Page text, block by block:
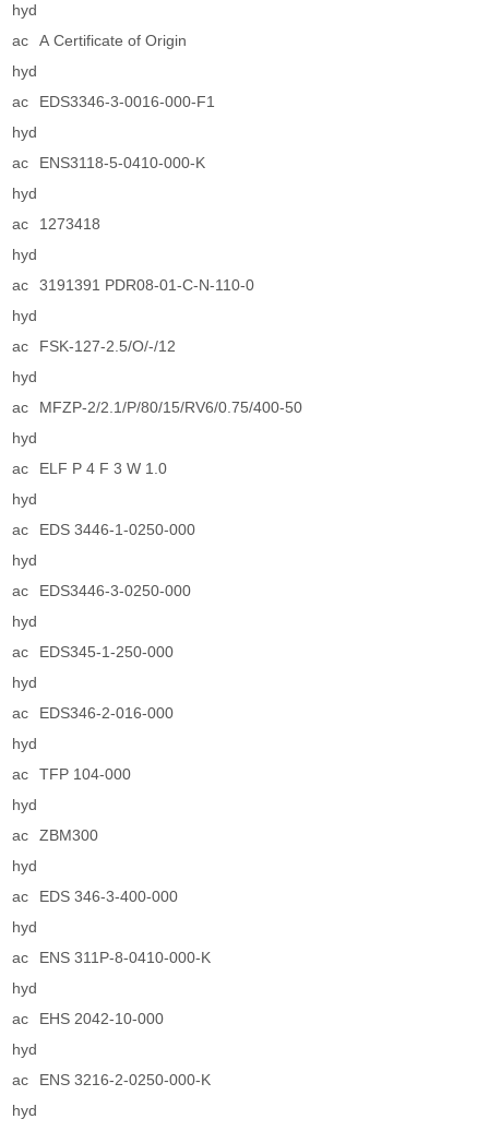
hyd
ac
A Certificate of Origin
hyd
ac
EDS3346-3-0016-000-F1
hyd
ac
ENS3118-5-0410-000-K
hyd
ac
1273418
hyd
ac
3191391 PDR08-01-C-N-110-0
hyd
ac
FSK-127-2.5/O/-/12
hyd
ac
MFZP-2/2.1/P/80/15/RV6/0.75/400-50
hyd
ac
ELF P 4 F 3 W 1.0
hyd
ac
EDS 3446-1-0250-000
hyd
ac
EDS3446-3-0250-000
hyd
ac
EDS345-1-250-000
hyd
ac
EDS346-2-016-000
hyd
ac
TFP 104-000
hyd
ac
ZBM300
hyd
ac
EDS 346-3-400-000
hyd
ac
ENS 311P-8-0410-000-K
hyd
ac
EHS 2042-10-000
hyd
ac
ENS 3216-2-0250-000-K
hyd